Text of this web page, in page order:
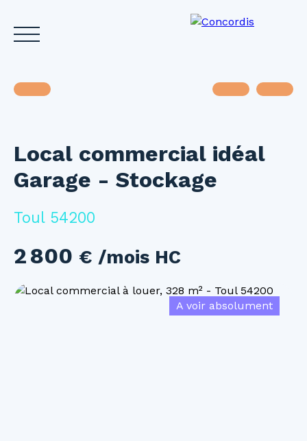
Accueil Acheter Louer Vendre Investir
Estimez votre bien
Local commercial idéal
Garage - Stockage
Toul 54200
2 800 € /mois HC
A voir absolument